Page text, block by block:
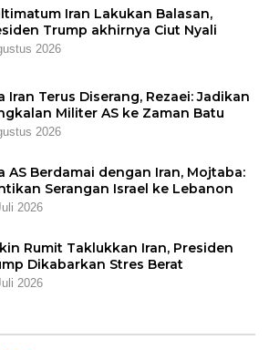
Iran Lakukan Balasan,
Trump akhirnya Ciut Nyali
2026
Iran Terus Diserang, Rezaei: Jadikan
Militer AS ke Zaman Batu
2026
AS Berdamai dengan Iran, Mojtaba:
Serangan Israel ke Lebanon
2026
Rumit Taklukkan Iran, Presiden
Dikabarkan Stres Berat
2026